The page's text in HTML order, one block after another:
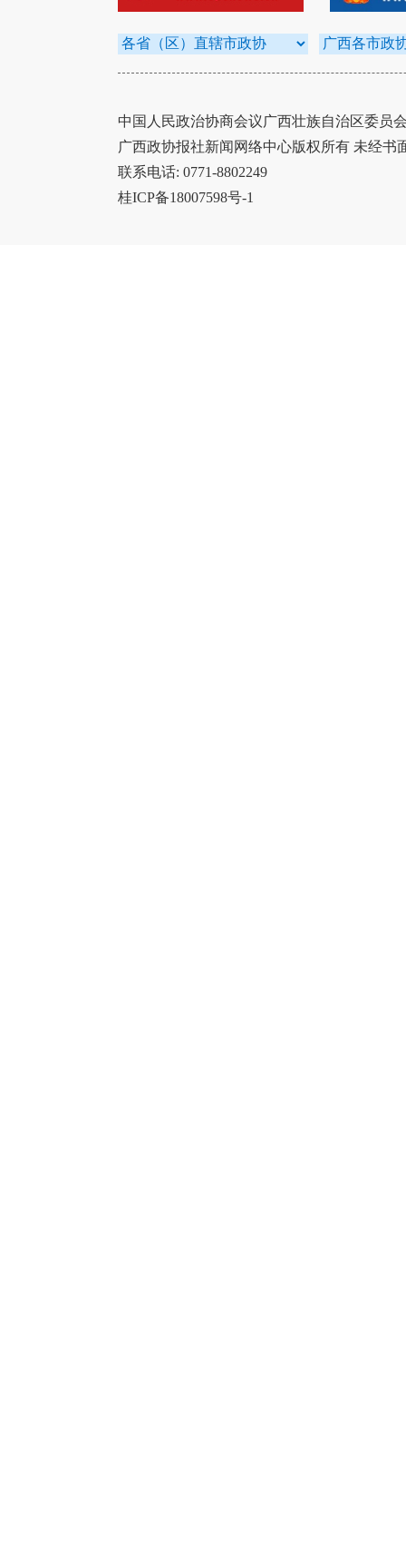
中国人民政治协商会议广西壮族自治区委员
广西政协报社新闻网络中心版权所有 未经书
联系电话: 0771-8802249
桂ICP备18007598号-1